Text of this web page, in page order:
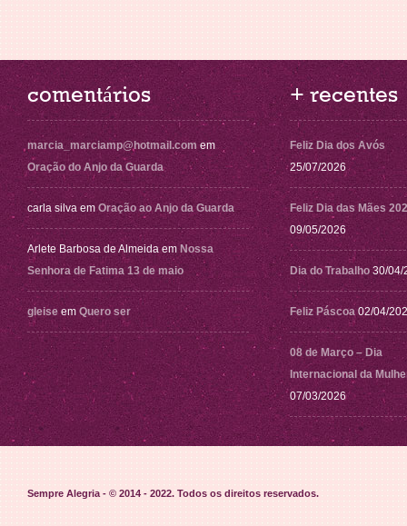
comentários
marcia_marciamp@hotmail.com em
Oração do Anjo da Guarda
carla silva em Oração ao Anjo da Guarda
Arlete Barbosa de Almeida em Nossa
Senhora de Fatima 13 de maio
gleise em Quero ser
+ recentes
Feliz Dia dos Avós
25/07/2026
Feliz Dia das Mães
09/05/2026
Dia do Trabalho 30/04/
Feliz Páscoa 02/04/
08 de Março – Dia
Internacional da
07/03/2026
Sempre Alegria - © 2014 - 2022. Todos os direitos reservados.